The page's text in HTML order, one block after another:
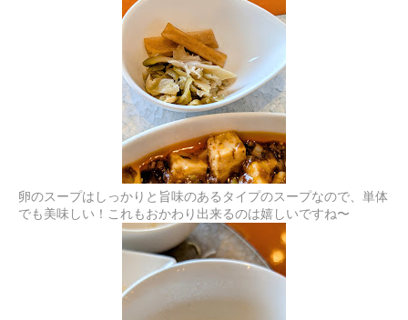
卵のスープはしっかりと旨味のあるタイプのスープなので、単体
でも美味しい！これもおかわり出来るのは嬉しいですね〜